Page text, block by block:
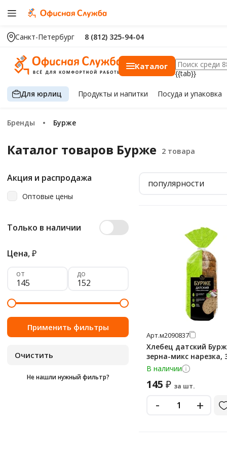
Санкт-Петербург 8 (812) 325-94-04
Каталог
{{tab}}
Для юрлиц Продуктыи напитки Посуда и упаковка
Бренды Бурже
Каталог товаров Бурже
Акция и распродажа
Оптовые цены
Только в наличии
Цена,₽
от до
Не нашли нужный фильтр?
популярности
Арт.м2090837
Хлебец датский
зерна-микс нарезка,
В наличии
145 ₽ за шт.
- +